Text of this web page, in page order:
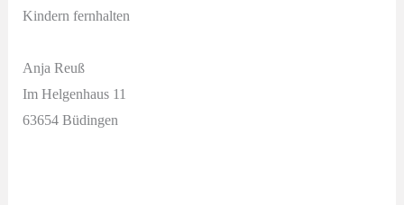
Kindern fernhalten
Anja Reuß
Im Helgenhaus 11
63654 Büdingen